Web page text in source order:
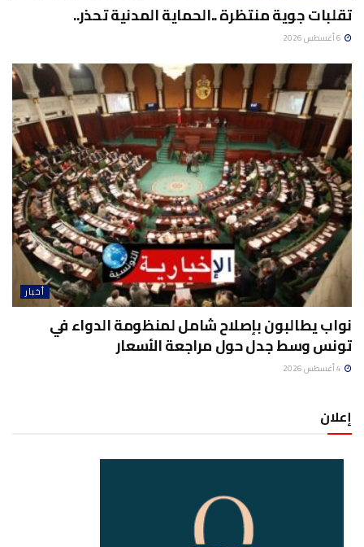
تقلبات جوية منتظرة ..الحماية المدنية تحذر..
أخبار
نواب يطالبون بإصلاح شامل لمنظومة الدواء في
تونس وسط جدل حول مراجعة الأسعار
إعلان